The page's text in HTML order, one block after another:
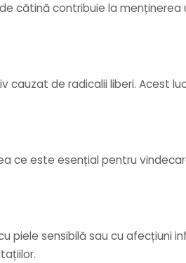
cătină contribuie la
cauzat de radicalii liberi. Acest
este esențial pentru
sensibilă sau cu afecțiuni